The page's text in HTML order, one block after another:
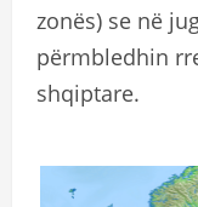
zonës) se në
përmbledhin
shqiptare.